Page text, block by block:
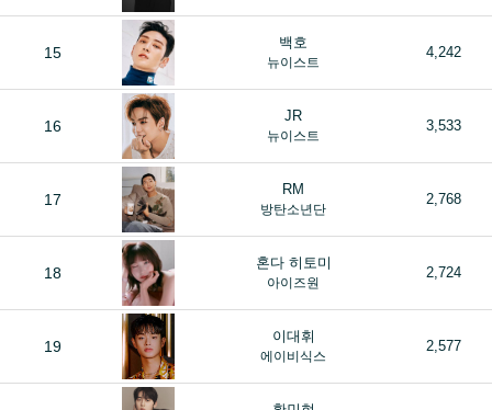
15
백호
뉴이스트
4,242
16
JR
뉴이스트
3,533
17
RM
방탄소년단
2,768
18
혼다 히토미
아이즈원
2,724
19
이대휘
에이비식스
2,577